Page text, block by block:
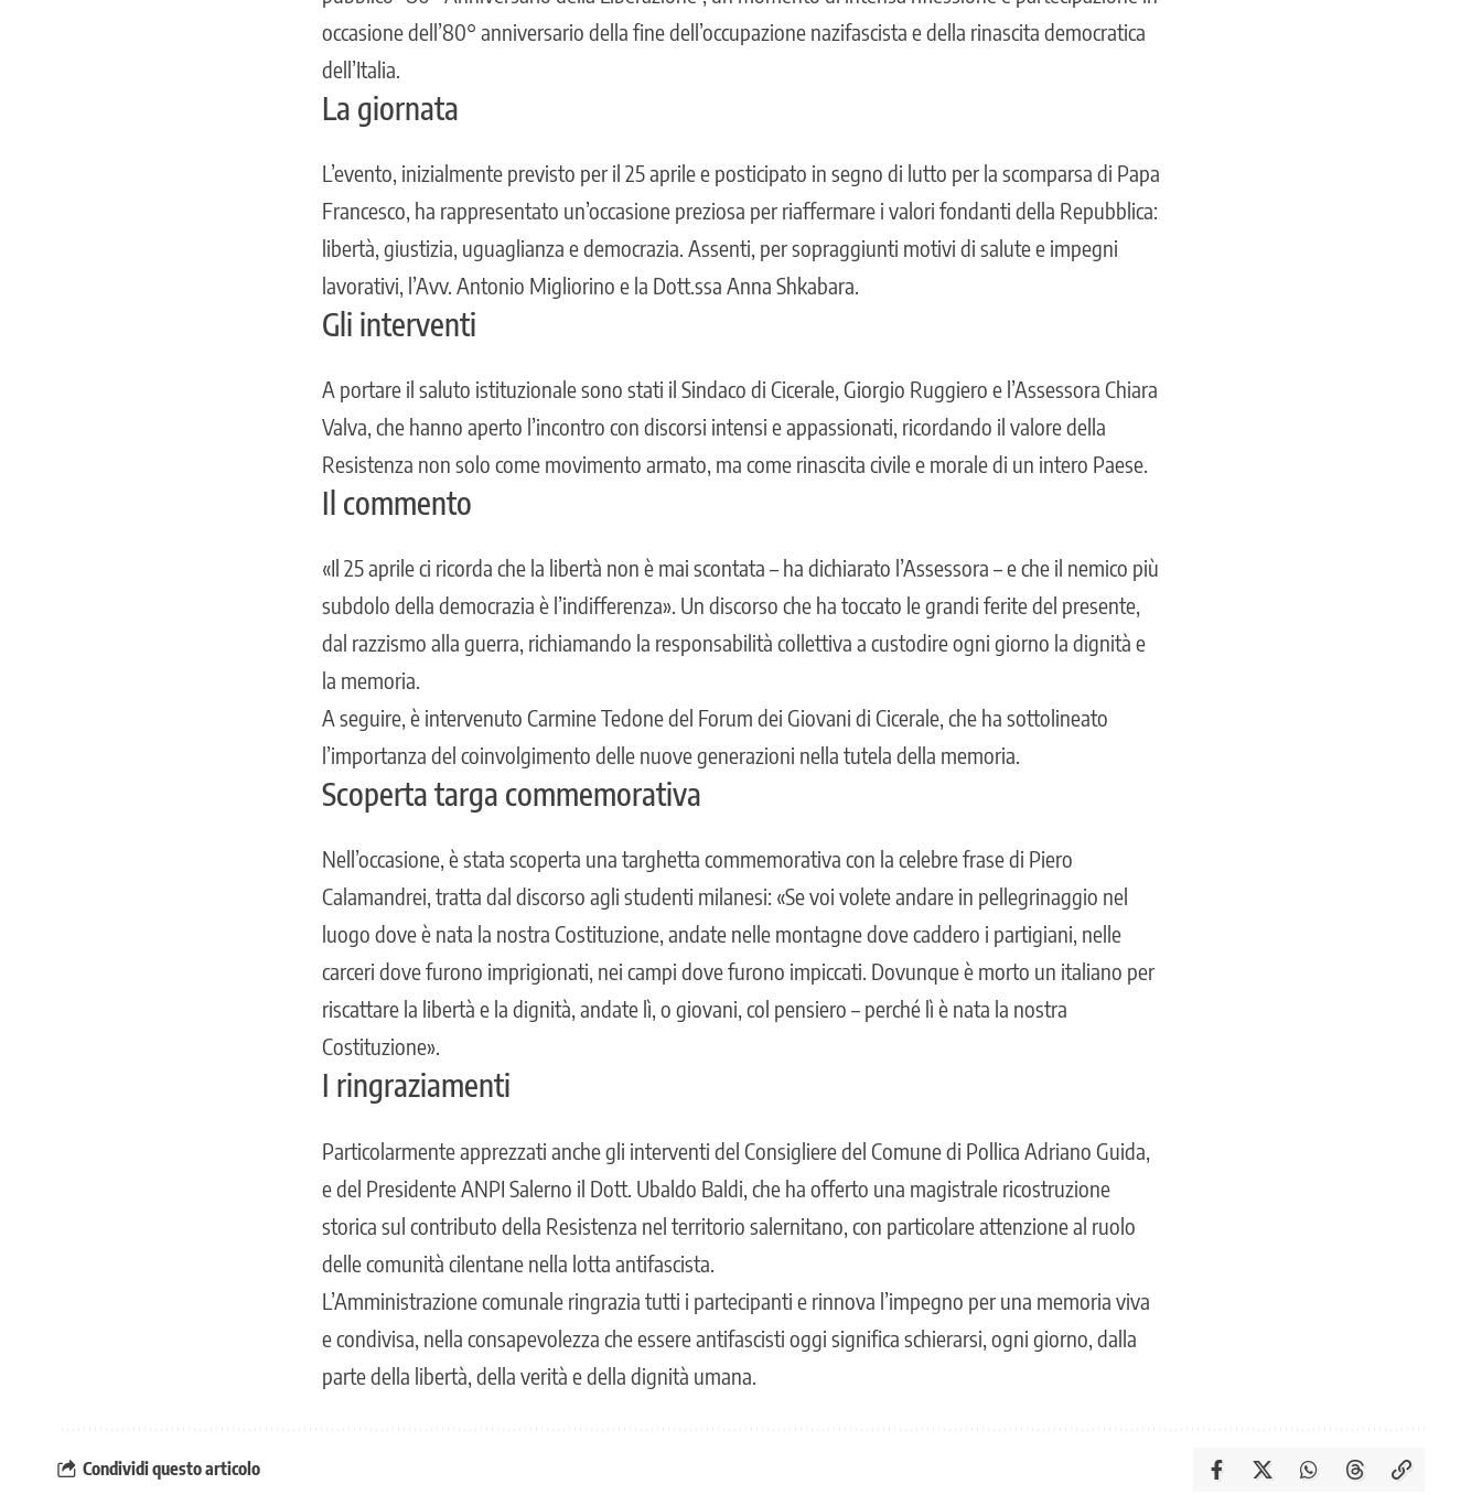
occasione dell’80° anniversario della fine dell’occupazione nazifascista e della rinascita democratica
dell’Italia.
La giornata
L’evento, inizialmente previsto per il 25 aprile e posticipato in segno di lutto per la scomparsa di Papa
Francesco, ha rappresentato un’occasione preziosa per riaffermare i valori fondanti della Repubblica:
libertà, giustizia, uguaglianza e democrazia. Assenti, per sopraggiunti motivi di salute e impegni
lavorativi, l’Avv. Antonio Migliorino e la Dott.ssa Anna Shkabara.
Gli interventi
A portare il saluto istituzionale sono stati il Sindaco di Cicerale, Giorgio Ruggiero e l’Assessora Chiara
Valva, che hanno aperto l’incontro con discorsi intensi e appassionati, ricordando il valore della
Resistenza non solo come movimento armato, ma come rinascita civile e morale di un intero Paese.
Il commento
«Il 25 aprile ci ricorda che la libertà non è mai scontata – ha dichiarato l’Assessora – e che il nemico più
subdolo della democrazia è l’indifferenza». Un discorso che ha toccato le grandi ferite del presente,
dal razzismo alla guerra, richiamando la responsabilità collettiva a custodire ogni giorno la dignità e
la memoria.
A seguire, è intervenuto Carmine Tedone del Forum dei Giovani di Cicerale, che ha sottolineato
l’importanza del coinvolgimento delle nuove generazioni nella tutela della memoria.
Scoperta targa commemorativa
Nell’occasione, è stata scoperta una targhetta commemorativa con la celebre frase di Piero
Calamandrei, tratta dal discorso agli studenti milanesi: «Se voi volete andare in pellegrinaggio nel
luogo dove è nata la nostra Costituzione, andate nelle montagne dove caddero i partigiani, nelle
carceri dove furono imprigionati, nei campi dove furono impiccati. Dovunque è morto un italiano per
riscattare la libertà e la dignità, andate lì, o giovani, col pensiero – perché lì è nata la nostra
Costituzione».
I ringraziamenti
Particolarmente apprezzati anche gli interventi del Consigliere del Comune di Pollica Adriano Guida,
e del Presidente ANPI Salerno il Dott. Ubaldo Baldi, che ha offerto una magistrale ricostruzione
storica sul contributo della Resistenza nel territorio salernitano, con particolare attenzione al ruolo
delle comunità cilentane nella lotta antifascista.
L’Amministrazione comunale ringrazia tutti i partecipanti e rinnova l’impegno per una memoria viva
e condivisa, nella consapevolezza che essere antifascisti oggi significa schierarsi, ogni giorno, dalla
parte della libertà, della verità e della dignità umana.
Condividi questo articolo